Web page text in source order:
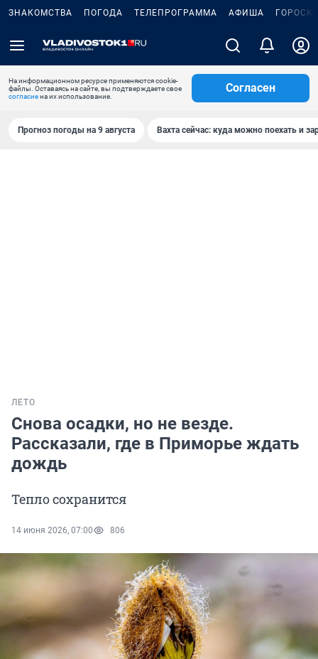
ЗНАКОМСТВА ПОГОДА ТЕЛЕПРОГРАММА АФИША
На информационном ресурсе применяются cookie-
файлы. Оставаясь на сайте, вы подтверждаете свое
согласиена их использование.
Согласен
Прогноз погоды на 9 августа Вахта сейчас: куда можно поехать и
ЛЕТО
Снова осадки, но не везде.
Рассказали, где в Приморье ждать
дождь
Тепло сохранится
14 июня 2026, 07:00 806